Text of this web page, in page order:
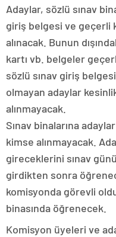
Adaylar, sözlü sınav
giriş belgesi ve geçerli
alınacak. Bunun
kartı vb. belgeler
sözlü sınav giriş
olmayan adaylar
alınmayacak.
Sınav binalarına
kimse alınmayacak.
gireceklerini sınav
girdikten sonra
komisyonda görevli
binasında öğrenecek.
Komisyon üyeleri ve